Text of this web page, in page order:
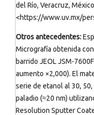
del Río, Veracruz,
<https://www.uv.mx/
Otros antecedentes:
Micrografía obtenida
barrido JEOL JSM-
aumento ×2,000). El
serie de etanol al 30,
paladio (≈20 nm)
Resolution Sputter